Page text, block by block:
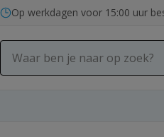
Op werkdagen voor 15:00 uur